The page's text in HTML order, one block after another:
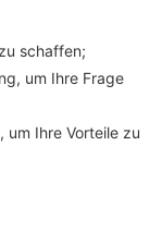
schaffen;
um Ihre Frage
um Ihre Vorteile zu